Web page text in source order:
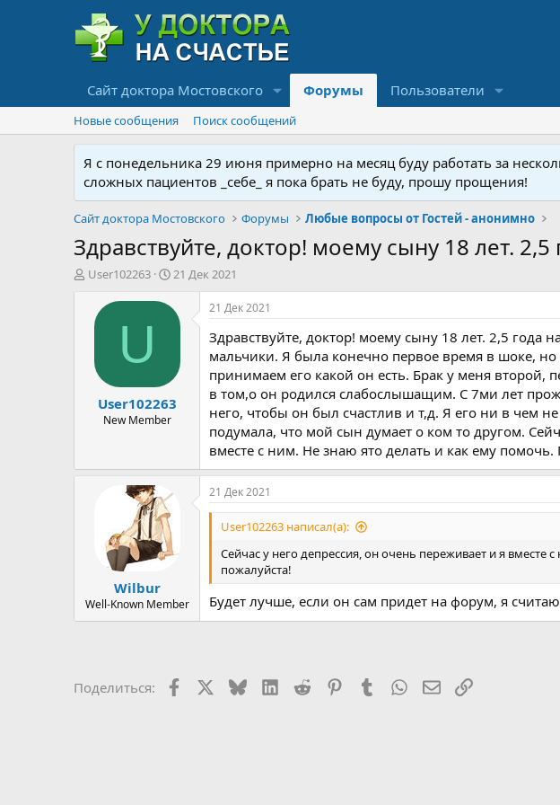
Сайт доктора Мостовского Форумы Пользователи
Новые сообщения Поиск сообщений
Я с понедельника 29 июня примерно на месяц буду работать за
сложных пациентов _себе_ я пока брать не буду, прошу прощения!
Сайт доктора Мостовского Форумы Любые вопросы от Гостей - анонимно
Здравствуйте, доктор! моему сыну 18 лет.
А
User102263
Д
т
а
ч
л
21 Дек 2021
U
User102263
New Member
21 Дек 2021
Здравствуйте, доктор! моему сыну 18 лет. 2,5 года
мальчики. Я была конечно первое время в шоке,
принимаем его какой он есть. Брак у меня второй,
в том,о он родился слабослышащим. С 7ми лет
него, чтобы он был счастлив и т,д. Я его ни в чем
подумала, что мой сын думает о ком то другом.
вместе с ним. Не знаю ято делать и как ему помочь.
Wilbur
Well-Known Member
21 Дек 2021
User102263 написал(а):
Сейчас у него депрессия, он очень переживает и я
пожалуйста!
Будет лучше, если он сам придет на форум, я
Поделиться: Facebook BlueskyLinkedInReddit PinterestTumblrWhatsAppЭлектронная почта
Ссылка